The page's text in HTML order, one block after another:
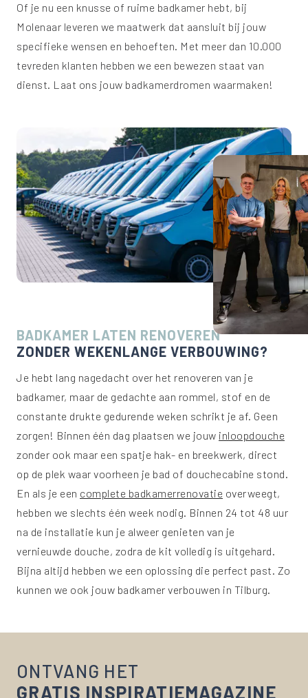
Of je nu een knusse of ruime badkamer hebt, bij
Molenaar leveren we maatwerk dat aansluit bij jouw
specifieke wensen en behoeften. Met meer dan 10.000
tevreden klanten hebben we een bewezen staat van
dienst. Laat ons jouw badkamerdromen waarmaken!
BADKAMER LATEN RENOVEREN
ZONDER WEKENLANGE VERBOUWING?
Je hebt lang nagedacht over het renoveren van je
badkamer, maar de gedachte aan rommel, stof en de
constante drukte gedurende weken schrikt je af. Geen
zorgen! Binnen één dag plaatsen we jouw inloopdouche
zonder ook maar een spatje hak- en breekwerk, direct
op de plek waar voorheen je bad of douchecabine stond.
En als je een complete badkamerrenovatie overweegt,
hebben we slechts één week nodig. Binnen 24 tot 48 uur
na de installatie kun je alweer genieten van je
vernieuwde douche, zodra de kit volledig is uitgehard.
Bijna altijd hebben we een oplossing die perfect past. Zo
kunnen we ook jouw badkamer verbouwen in Tilburg.
ONTVANG HET
GRATIS INSPIRATIEMAGAZINE